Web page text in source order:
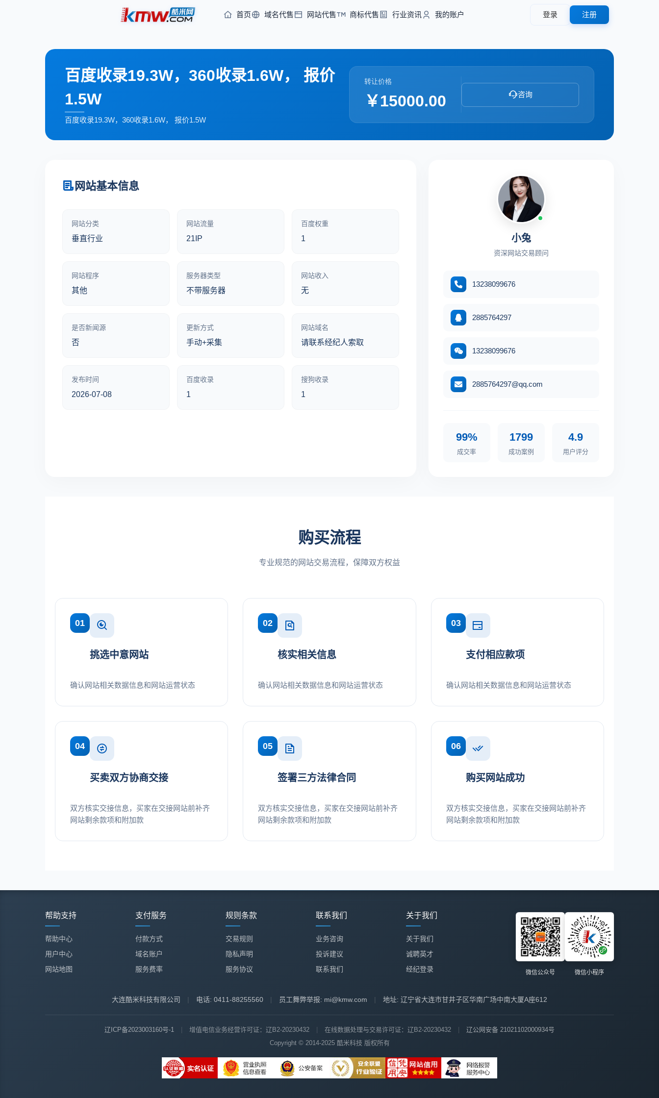
首页 域名代售 网站代售 商标代售 行业资讯 我的账户 登录 注册
百度收录19.3W，360收录1.6W， 报价
1.5W
百度收录19.3W，360收录1.6W， 报价1.5W
转让价格
￥15000.00 咨询
网站基本信息
网站分类
垂直行业
网站流量
21IP
百度权重
1
网站程序
其他
服务器类型
不带服务器
网站收入
无
是否新闻源
否
更新方式
手动+采集
网站域名
请联系经纪人索取
发布时间
2026-07-08
百度收录
1
搜狗收录
1
小兔
资深网站交易顾问
13238099676
2885764297
13238099676
2885764297@qq.com
99%
成交率
1799
成功案例
4.9
用户评分
购买流程
专业规范的网站交易流程，保障双方权益
01
挑选中意网站
确认网站相关数据信息和网站运营状态
02
核实相关信息
确认网站相关数据信息和网站运营状态
03
支付相应款项
确认网站相关数据信息和网站运营状态
04
买卖双方协商交接
双方核实交接信息，买家在交接网站前补齐
网站剩余款项和附加款
05
签署三方法律合同
双方核实交接信息，买家在交接网站前补齐
网站剩余款项和附加款
06
购买网站成功
双方核实交接信息，买家在交接网站前补齐
网站剩余款项和附加款
帮助支持
帮助中心
用户中心
网站地图
支付服务
付款方式
域名账户
服务费率
规则条款
交易规则
隐私声明
服务协议
联系我们
业务咨询
投诉建议
联系我们
关于我们
关于我们
诚聘英才
经纪登录
微信公众号 微信小程序
大连酷米科技有限公司 | 电话: 0411-88255560 | 员工舞弊举报: mi@kmw.com | 地址: 辽宁省大连市甘井子区华南广场中南大厦A座612
辽ICP备2023003160号-1 增值电信业务经营许可证：辽B2-20230432 在线数据处理与交易许可证：辽B2-20230432
辽公网安备 21021102000934号
Copyright © 2014-2025 酷米科技 版权所有